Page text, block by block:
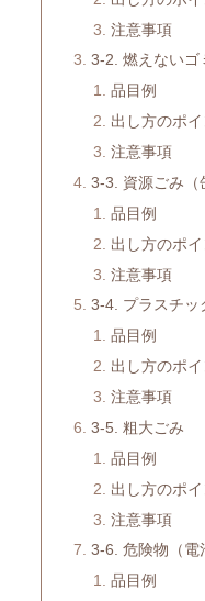
注意事項
3-2. 燃えないゴ
品目例
出し方のポイ
注意事項
3-3. 資源ごみ（
品目例
出し方のポイ
注意事項
3-4. プラスチッ
品目例
出し方のポイ
注意事項
3-5. 粗大ごみ
品目例
出し方のポイ
注意事項
3-6. 危険物（電
品目例